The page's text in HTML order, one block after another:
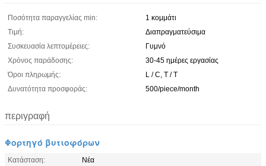
Ποσότητα παραγγελίας min:
1 κομμάτι
Τιμή:
Διαπραγματεύσιμα
Συσκευασία λεπτομέρειες:
Γυμνό
Χρόνος παράδοσης:
30-45 ημέρες εργασίας
Όροι πληρωμής:
L / C, T / T
Δυνατότητα προσφοράς:
500/piece/month
περιγραφή
Φορτηγό βυτιοφόρων
Κατάσταση:
Νέα